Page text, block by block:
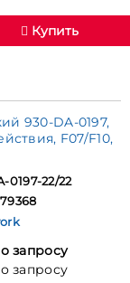
Купить
930-DA-0197,
F07/F10,
0197-22/22
запросу
запросу